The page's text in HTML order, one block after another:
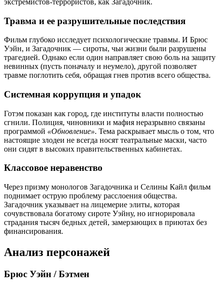
Травма и ее разрушительные последствия
Фильм глубоко исследует психологические травмы. И Брюс
Уэйн, и Загадочник — сироты, чьи жизни были разрушены
трагедией. Однако если один направляет свою боль на защиту
невинных (пусть поначалу и неумело), другой позволяет
травме поглотить себя, обращая гнев против всего общества.
Системная коррупция и упадок
Готэм показан как город, где институты власти полностью
сгнили. Полиция, чиновники и мафия неразрывно связаны
программой «Обновление». Тема раскрывает мысль о том, что
настоящие злодеи не всегда носят театральные маски, часто
они сидят в высоких правительственных кабинетах.
Классовое неравенство
Через призму монологов Загадочника и Селины Кайл фильм
поднимает острую проблему расслоения общества.
Загадочник указывает на лицемерие элиты, которая
сочувствовала богатому сироте Уэйну, но игнорировала
страдания тысяч бедных детей, замерзающих в приютах без
финансирования.
Анализ персонажей
Брюс Уэйн / Бэтмен